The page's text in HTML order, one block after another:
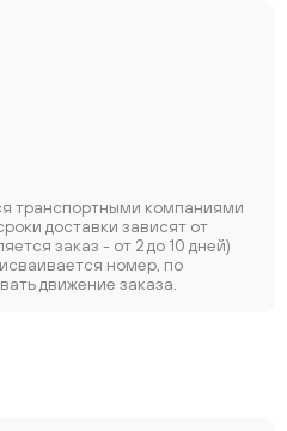
транспортными компаниями
доставки зависят от
заказ - от 2 до 10 дней)
номер, по
движение заказа.